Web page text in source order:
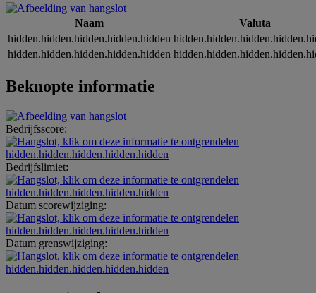
Naam
Valuta
hidden.hidden.hidden.hidden.hidden
hidden.hidden.hidden.hidden.hidden
Beknopte informatie
Bedrijfsscore:
hidden.hidden.hidden.hidden.hidden
Bedrijfslimiet:
hidden.hidden.hidden.hidden.hidden
Datum scorewijziging:
hidden.hidden.hidden.hidden.hidden
Datum grenswijziging:
hidden.hidden.hidden.hidden.hidden